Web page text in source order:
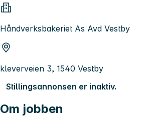
Håndverksbakeriet As Avd Vestby
kleverveien 3, 1540 Vestby
Stillingsannonsen er inaktiv.
Om jobben